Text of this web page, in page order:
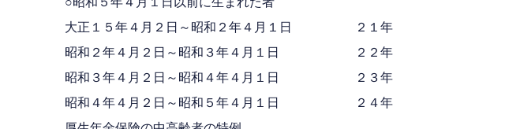
大正１５年４月２日～昭和２年４月１日 ２１年
昭和２年４月２日～昭和３年４月１日 ２２年
昭和３年４月２日～昭和４年４月１日 ２３年
昭和４年４月２日～昭和５年４月１日 ２４年